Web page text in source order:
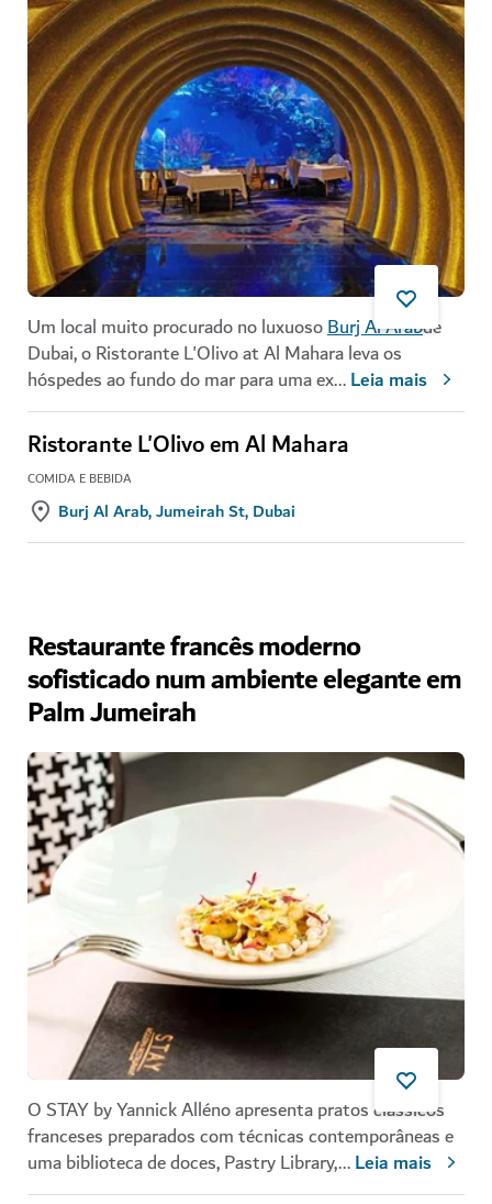
Um local muito procurado no luxuosoBurj Al Arabde
Dubai, o Ristorante L'Olivo at Al Mahara leva os
hóspedes ao fundo do mar para uma ex...Leia mais
Ristorante L'Olivo em Al Mahara
COMIDA E BEBIDA
Burj Al Arab, Jumeirah St, Dubai
Restaurante francês moderno
sofisticado num ambiente elegante em
Palm Jumeirah
O STAY by Yannick Alléno apresenta pratos clássicos
franceses preparados com técnicas contemporâneas e
uma biblioteca de doces, Pastry Library,...Leia mais